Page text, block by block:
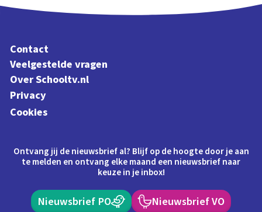
Contact
Veelgestelde vragen
Over Schooltv.nl
Privacy
Cookies
Ontvang jij de nieuwsbrief al? Blijf op de hoogte door je aan
te melden en ontvang elke maand een nieuwsbrief naar
keuze in je inbox!
Nieuwsbrief PO Nieuwsbrief VO